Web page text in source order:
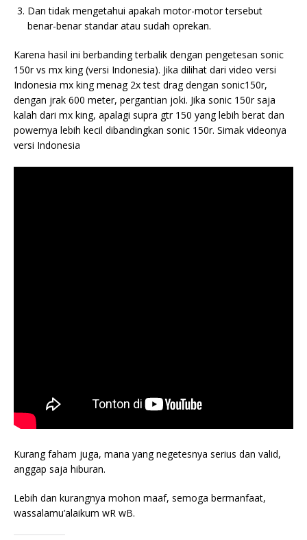
Dan tidak mengetahui apakah motor-motor tersebut
benar-benar standar atau sudah oprekan.
Karena hasil ini berbanding terbalik dengan pengetesan sonic
150r vs mx king (versi Indonesia). Jika dilihat dari video versi
Indonesia mx king menag 2x test drag dengan sonic150r,
dengan jrak 600 meter, pergantian joki. Jika sonic 150r saja
kalah dari mx king, apalagi supra gtr 150 yang lebih berat dan
powernya lebih kecil dibandingkan sonic 150r. Simak videonya
versi Indonesia
Kurang faham juga, mana yang negetesnya serius dan valid,
anggap saja hiburan.
Lebih dan kurangnya mohon maaf, semoga bermanfaat,
wassalamu’alaikum wR wB.